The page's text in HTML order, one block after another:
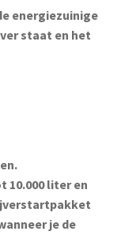
energiezuinige
staat en het
liter en
je de